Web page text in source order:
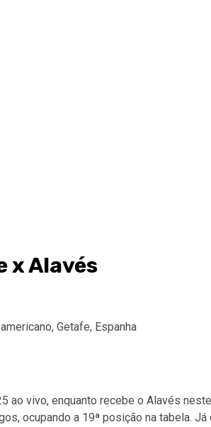
x Alavés
Getafe, Espanha
ao vivo, enquanto recebe o Alavés
ocupando a 19ª posição na tabela.